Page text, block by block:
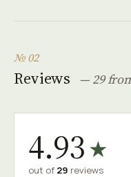
№ 02
Reviews — 29
4.93★
out of 29 reviews